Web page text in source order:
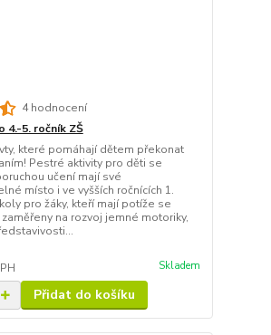
4 hodnocení
4.-5. ročník ZŠ
které pomáhají dětem překonat
Pestré aktivity pro děti se
učení mají své
místo i ve vyšších ročnících 1.
pro žáky, kteří mají potíže se
na rozvoj jemné motoriky,
Skladem
Přidat do košíku